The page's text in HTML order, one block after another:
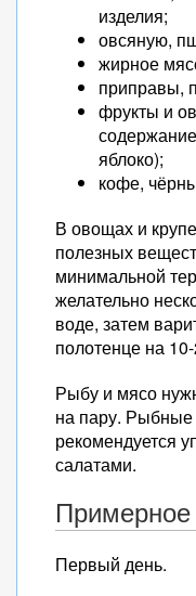
изделия;
овсяную,
жирное
приправы,
фрукты и
яблоко);
кофе,
В овощах и
полезных
минимальной
желательно
воде, затем
полотенце на
Рыбу и мясо
на пару.
рекомендуется
салатами.
Первый день.